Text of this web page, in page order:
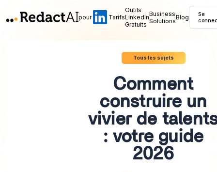
pour Tarifs
Outils
LinkedIn
Gratuits
Business
SolutionsBlog
Se
Tous les sujets
Comment
construire un
vivier de
: votre guide
2026